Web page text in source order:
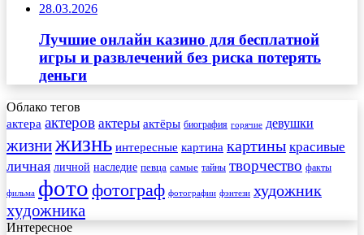
28.03.2026
Лучшие онлайн казино для бесплатной
игры и развлечений без риска потерять
деньги
Облако тегов
актера актеров актеры актёры биография горячие девушки
жизнижизнь интересные картина картины красивые
личная личной наследие певца самые тайны творчество факты
фильма фото фотограф фотографии фэнтези художник
художника
Интересное